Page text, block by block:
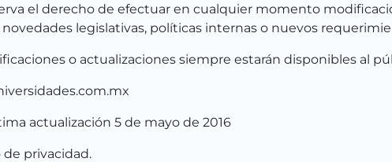
el derecho de efectuar en cualquier momento
legislativas, políticas internas o nuevos
o actualizaciones siempre estarán disponibles al
actualización 5 de mayo de 2016
de privacidad.